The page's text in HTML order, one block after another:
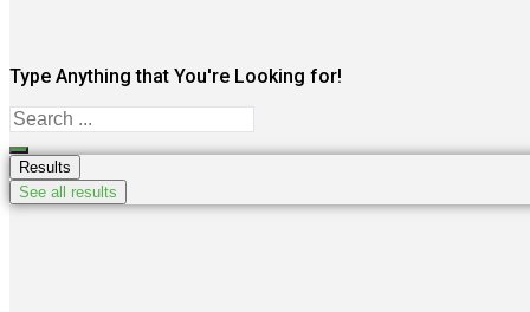
Type Anything that You're Looking for!
Search
...
Results
See all results